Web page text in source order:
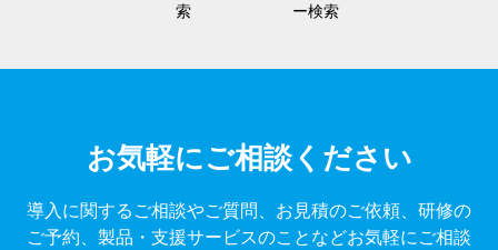
索
ー検索
お気軽にご相談ください
導入に関するご相談やご質問、お見積のご依頼、研修の
ご予約、製品・支援サービスのことなどお気軽にご相談